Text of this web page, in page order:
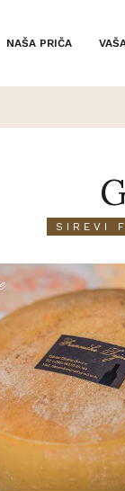
NAŠA PRIČA
SIREVI